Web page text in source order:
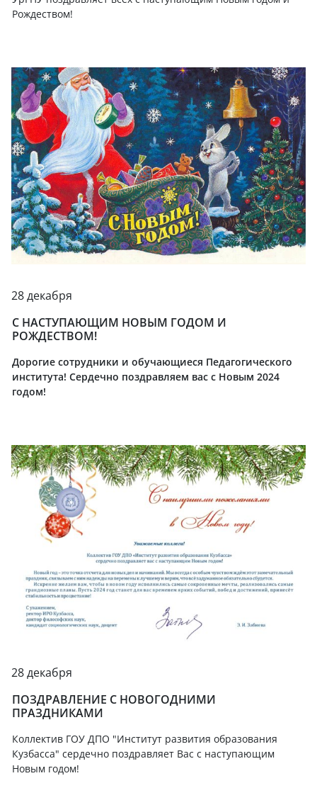
Рождеством!
28 декабря
С НАСТУПАЮЩИМ НОВЫМ ГОДОМ И
РОЖДЕСТВОМ!
Дорогие сотрудники и обучающиеся Педагогического
института! Сердечно поздравляем вас с Новым 2024
годом!
28 декабря
ПОЗДРАВЛЕНИЕ С НОВОГОДНИМИ
ПРАЗДНИКАМИ
Коллектив ГОУ ДПО "Институт развития образования
Кузбасса" сердечно поздравляет Вас с наступающим
Новым годом!